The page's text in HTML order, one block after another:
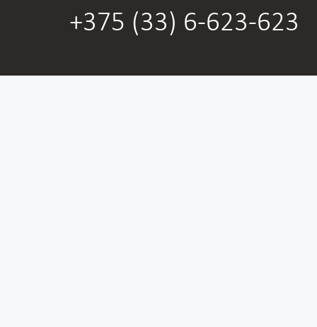
+375 (33) 6-623-623